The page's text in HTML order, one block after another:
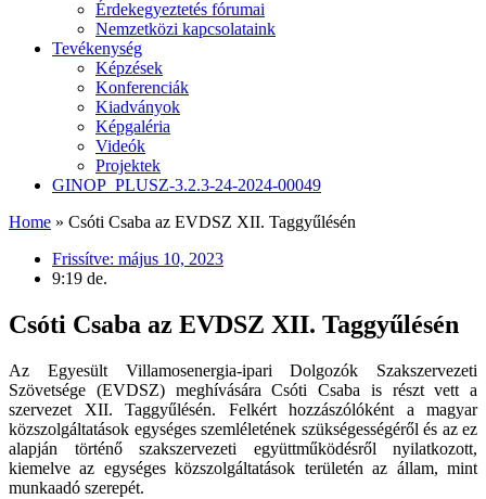
Érdekegyeztetés fórumai
Nemzetközi kapcsolataink
Tevékenység
Képzések
Konferenciák
Kiadványok
Képgaléria
Videók
Projektek
GINOP_PLUSZ-3.2.3-24-2024-00049
Home » Csóti Csaba az EVDSZ XII. Taggyűlésén
Frissítve: május 10, 2023
9:19 de.
Csóti Csaba az EVDSZ XII. Taggyűlésén
Az Egyesült Villamosenergia-ipari Dolgozók Szakszervezeti
Szövetsége (EVDSZ) meghívására Csóti Csaba is részt vett a
szervezet XII. Taggyűlésén. Felkért hozzászólóként a magyar
közszolgáltatások egységes szemléletének szükségességéről és az ez
alapján történő szakszervezeti együttműködésről nyilatkozott,
kiemelve az egységes közszolgáltatások területén az állam, mint
munkaadó szerepét.